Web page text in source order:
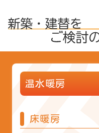
温水暖房
床暖房